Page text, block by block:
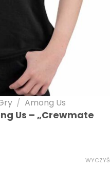
/ Among Us
Us – „Crewmate